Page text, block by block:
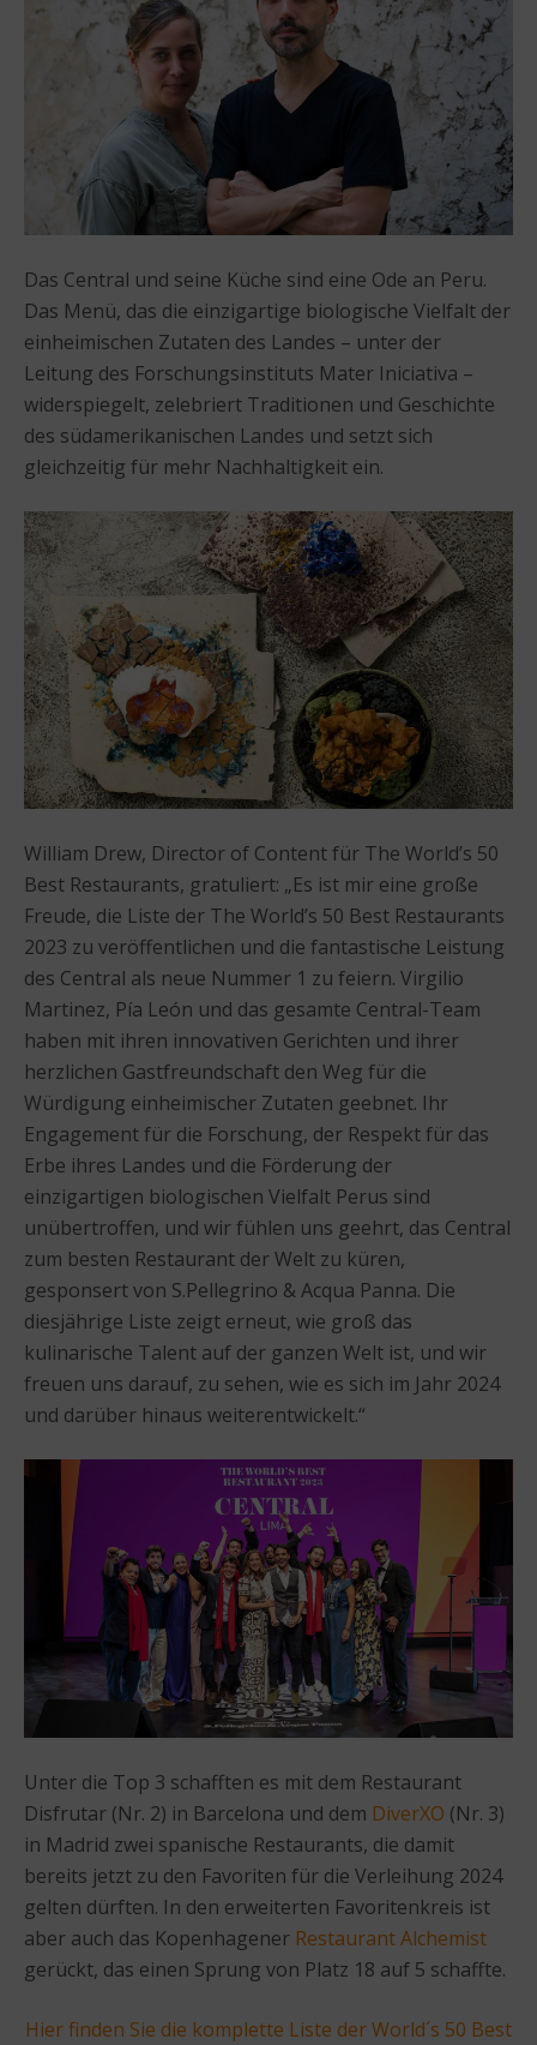
Das Central und seine Küche sind eine Ode an Peru.
Das Menü, das die einzigartige biologische Vielfalt der
einheimischen Zutaten des Landes – unter der
Leitung des Forschungsinstituts Mater Iniciativa –
widerspiegelt, zelebriert Traditionen und Geschichte
des südamerikanischen Landes und setzt sich
gleichzeitig für mehr Nachhaltigkeit ein.
William Drew, Director of Content für The World’s 50
Best Restaurants, gratuliert: „Es ist mir eine große
Freude, die Liste der The World’s 50 Best Restaurants
2023 zu veröffentlichen und die fantastische Leistung
des Central als neue Nummer 1 zu feiern. Virgilio
Martinez, Pía León und das gesamte Central-Team
haben mit ihren innovativen Gerichten und ihrer
herzlichen Gastfreundschaft den Weg für die
Würdigung einheimischer Zutaten geebnet. Ihr
Engagement für die Forschung, der Respekt für das
Erbe ihres Landes und die Förderung der
einzigartigen biologischen Vielfalt Perus sind
unübertroffen, und wir fühlen uns geehrt, das Central
zum besten Restaurant der Welt zu küren,
gesponsert von S.Pellegrino & Acqua Panna. Die
diesjährige Liste zeigt erneut, wie groß das
kulinarische Talent auf der ganzen Welt ist, und wir
freuen uns darauf, zu sehen, wie es sich im Jahr 2024
und darüber hinaus weiterentwickelt.“
Unter die Top 3 schafften es mit dem Restaurant
Disfrutar (Nr. 2) in Barcelona und dem DiverXO (Nr. 3)
in Madrid zwei spanische Restaurants, die damit
bereits jetzt zu den Favoriten für die Verleihung 2024
gelten dürften. In den erweiterten Favoritenkreis ist
aber auch das Kopenhagener Restaurant Alchemist
gerückt, das einen Sprung von Platz 18 auf 5 schaffte.
Hier finden Sie die komplette Liste der World´s 50 Best